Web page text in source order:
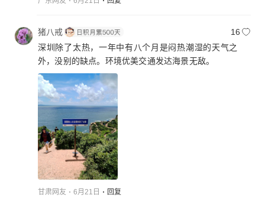
猪八戒
16
深圳除了太热，一年中有八个月是闷热潮湿的天气之
外，没别的缺点。环境优美交通发达海景无敌。
甘肃网友 6月21日 回复